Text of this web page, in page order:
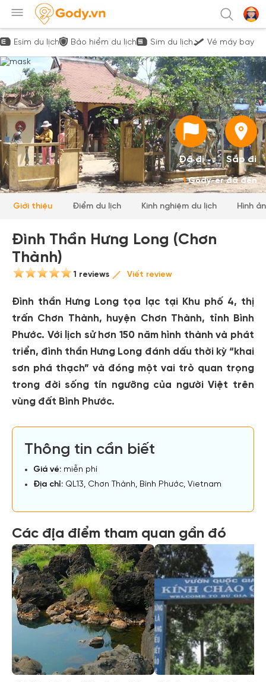
Esim du lịch Bảo hiểm du lịch Sim du lịch Vé máy bay
Đã đi Sắp đi
1Gody-er đã đến
Giới thiệu Điểm du lịch Kinh nghiệm du lịch Hình
Đình Thần Hưng Long (Chơn
Thành)
1 reviews Viết review
Đình thần Hưng Long tọa lạc tại Khu phố 4, thị
trấn Chơn Thành, huyện Chơn Thành, tỉnh Bình
Phước. Với lịch sử hơn 150 năm hình thành và phát
triển, đình thần Hưng Long đánh dấu thời kỳ “khai
sơn phá thạch” và đóng một vai trò quan trọng
trong đời sống tín ngưỡng của người Việt trên
vùng đất Bình Phước.
Thông tin cần biết
Giá vé: miễn phí
Địa chỉ: QL13, Chơn Thành, Bình Phước, Vietnam
Các địa điểm tham quan gần đó